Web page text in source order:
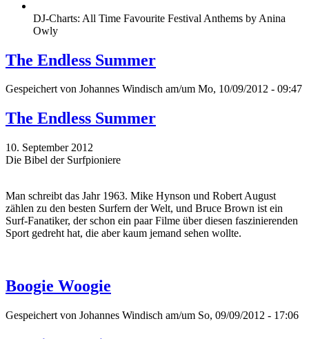
DJ-Charts: All Time Favourite Festival Anthems by Anina
Owly
The Endless Summer
Gespeichert von Johannes Windisch am/um Mo, 10/09/2012 - 09:47
The Endless Summer
10. September 2012
Die Bibel der Surfpioniere
Man schreibt das Jahr 1963. Mike Hynson und Robert August
zählen zu den besten Surfern der Welt, und Bruce Brown ist ein
Surf-Fanatiker, der schon ein paar Filme über diesen faszinierenden
Sport gedreht hat, die aber kaum jemand sehen wollte.
Boogie Woogie
Gespeichert von Johannes Windisch am/um So, 09/09/2012 - 17:06